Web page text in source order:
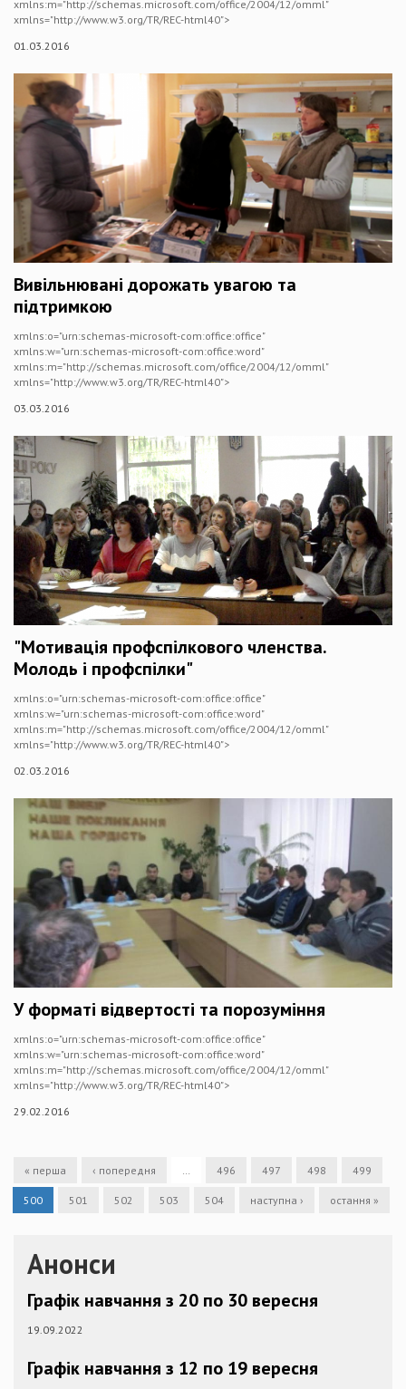
xmlns:m="http://schemas.microsoft.com/office/2004/12/omml"
xmlns="http://www.w3.org/TR/REC-html40">
01.03.2016
Вивільнювані дорожать увагою та
підтримкою
xmlns:o="urn:schemas-microsoft-com:office:office"
xmlns:w="urn:schemas-microsoft-com:office:word"
xmlns:m="http://schemas.microsoft.com/office/2004/12/omml"
xmlns="http://www.w3.org/TR/REC-html40">
03.03.2016
"Мотивація профспілкового членства.
Молодь і профспілки"
xmlns:o="urn:schemas-microsoft-com:office:office"
xmlns:w="urn:schemas-microsoft-com:office:word"
xmlns:m="http://schemas.microsoft.com/office/2004/12/omml"
xmlns="http://www.w3.org/TR/REC-html40">
02.03.2016
У форматі відвертості та порозуміння
xmlns:o="urn:schemas-microsoft-com:office:office"
xmlns:w="urn:schemas-microsoft-com:office:word"
xmlns:m="http://schemas.microsoft.com/office/2004/12/omml"
xmlns="http://www.w3.org/TR/REC-html40">
29.02.2016
« перша ‹ попередня 496 497 498 499
500 501 502 503 504 наступна › остання »
Анонси
Графік навчання з 20 по 30 вересня
19.09.2022
Графік навчання з 12 по 19 вересня